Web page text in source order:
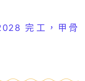
完工，甲骨